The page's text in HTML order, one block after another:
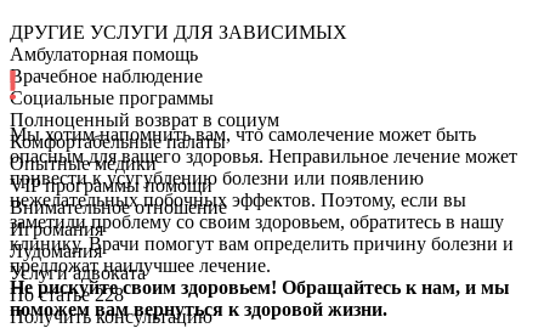
ДРУГИЕ УСЛУГИ ДЛЯ ЗАВИСИМЫХ
Амбулаторная помощь
Врачебное наблюдение
Социальные программы
Полноценный возврат в социум
Комфортабельные палаты
Опытные медики
VIP программы помощи
Внимательное отношение
Игромания
Лудомания
Услуги адвоката
По статье 228
Получить консультацию
Мы хотим напомнить вам, что самолечение может быть
опасным для вашего здоровья. Неправильное лечение может
привести к усугублению болезни или появлению
нежелательных побочных эффектов. Поэтому, если вы
заметили проблему со своим здоровьем, обратитесь в нашу
клинику. Врачи помогут вам определить причину болезни и
предложат наилучшее лечение.
Не рискуйте своим здоровьем! Обращайтесь к нам, и мы
поможем вам вернуться к здоровой жизни.